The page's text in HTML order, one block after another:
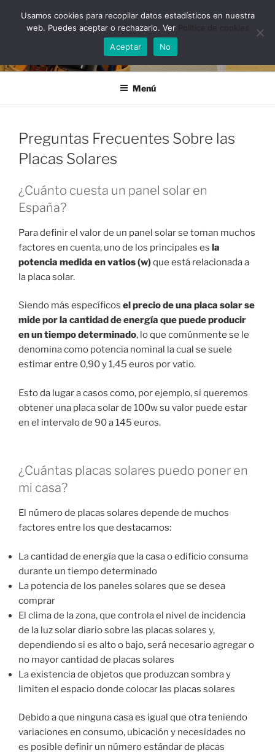
Menú
Preguntas Frecuentes Sobre las
Placas Solares
¿Cuánto cuesta un panel solar en
España?
Para definir el valor de un panel solar se toman muchos
factores en cuenta, uno de los principales es la
potencia medida en vatios(w)que está relacionada a
la placa solar.
Siendo más específicos el precio de una placa solar se
mide por la cantidad de energía que puede producir
en un tiempo determinado, lo que comúnmente se le
denomina como potencia nominal la cual se suele
estimar entre 0,90 y 1,45 euros por vatio.
Esto da lugar a casos como, por ejemplo, si queremos
obtener una placa solar de 100w su valor puede estar
en el intervalo de 90 a 145 euros.
¿Cuántas placas solares puedo poner en
mi casa?
El número de placas solares depende de muchos
factores entre los que destacamos:
La cantidad de energía que la casa o edificio consuma
durante un tiempo determinado
La potencia de los paneles solares que se desea
comprar
El clima de la zona, que controla el nivel de incidencia
de la luz solar diario sobre las placas solares y,
dependiendo si es alto o bajo, será necesario agregar o
no mayor cantidad de placas solares
La existencia de objetos que produzcan sombra y
limiten el espacio donde colocar las placas solares
Debido a que ninguna casa es igual que otra teniendo
variaciones en consumo, ubicación y necesidades no
es posible definir un número estándar de placas
Usamos cookies para recopilar datos estadísticos en nuestra
web. Puedes aceptar o rechazarlo. Ver
Política de cookies
Aceptar
No